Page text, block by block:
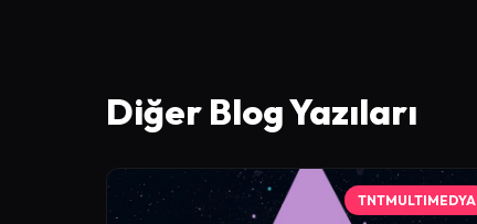
Diğer Blog Yazıları
TNTMULTIMEDYA